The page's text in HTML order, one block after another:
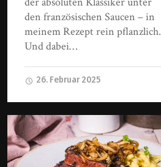
den französischen Saucen – in
meinem Rezept rein pflanzlich.
Und dabei…
26. Februar 2025